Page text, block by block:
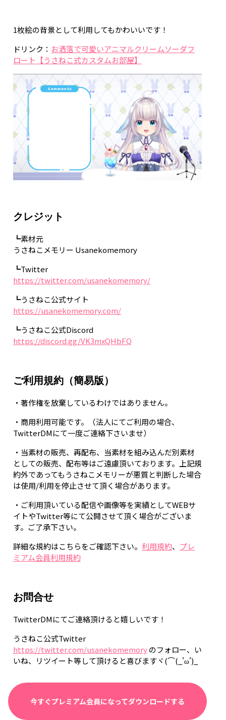
1枚絵の背景として利用してもかわいいです！
ドリンク： お洒落で可愛いアニマルクリームソーダフ
ロート【うさねこ式カスタムお部屋】
クレジット
┗素材元
うさねこメモリー Usanekomemory
┗Twitter
https://twitter.com/usanekomemory/
┗うさねこ公式サイト
https://usanekomemory.com/
┗うさねこ公式Discord
https://discord.gg/VK3mxQHbFQ
ご利用規約（簡易版）
・著作権を放棄しているわけではありません。
・商用利用可能です。（法人にてご利用の場合、
TwitterDMにて一度ご連絡下さいませ）
・当素材の販売、再配布、当素材を組み込んだ別素材
としての販売、配布等はご遠慮頂いております。上記規
約外であってもうさねこメモリーが悪質と判断した場合
は使用/利用を停止させて頂く場合があります。
・ご利用頂いている配信や画像等を実績としてWEBサ
イトやTwitter等にて公開させて頂く場合がございま
す。ご了承下さい。
詳細な規約はこちらをご確認下さい。 利用規約、 プレ
ミアム会員利用規約
お問合せ
TwitterDMにてご連絡頂けると嬉しいです！
うさねこ公式Twitter
https://twitter.com/usanekomemoryのフォロー、い
いね、リツイート等して頂けると喜びますヾ(⌒(_'ω')_
今すぐプレミアム会員になってダウンロードする